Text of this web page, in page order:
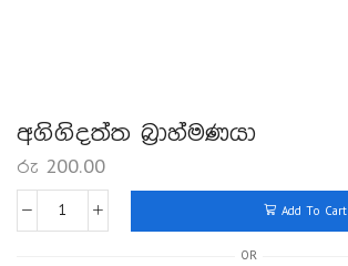
අගිගිදත්ත බ්‍රාහ්මණයා
රු 200.00
Add To Cart
OR